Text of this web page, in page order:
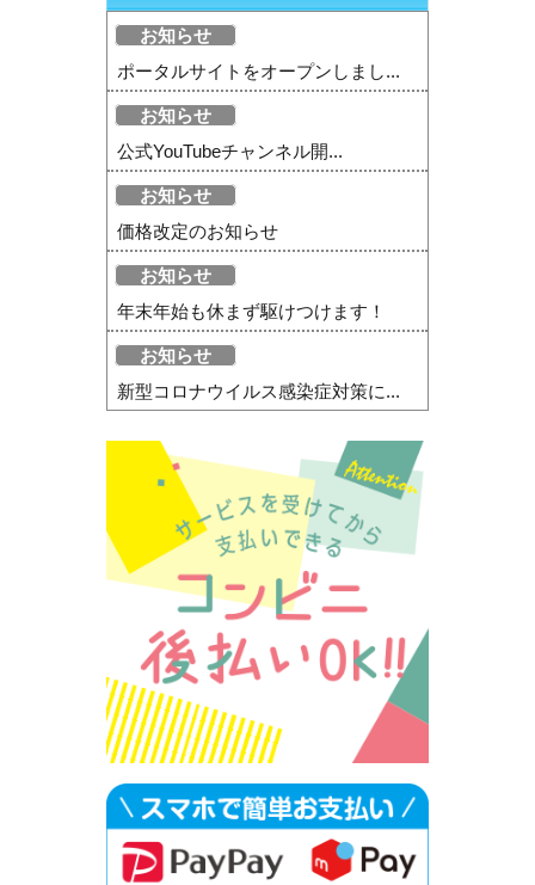
お知らせ
ポータルサイトをオープンしまし...
お知らせ
公式YouTubeチャンネル開...
お知らせ
価格改定のお知らせ
お知らせ
年末年始も休まず駆けつけます！
お知らせ
新型コロナウイルス感染症対策に...